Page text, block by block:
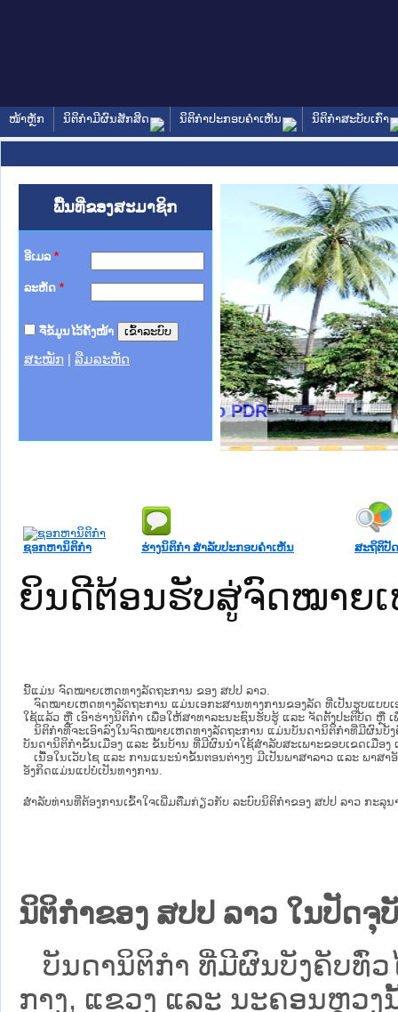
ໜ້າຫຼັກ ນິຕິກໍາມີຜົນສັກສິດ ນິຕິກໍາປະກອບຄໍາເຫັນ ນິຕິກໍາສະບັບເກົ່າ
ພື້ນທີ່ຂອງສະມາຊິກ
ອີເມລ *
ລະຫັດ *
ຈື່ຂໍ້ມູນໄວ້ຄັ້ງໜ້າ
ສະໝັກ ລືມລະຫັດ
ຊາຊົນ ພາກເໜືອ
ການ
ກາງ
ກໃຕ້
ນຕຳຫຼວດປະຊາຊົນ
ສັນຕິບານປະຊາຊົນ
ກເໜືອ
ຊາຊົນ ພາກກາງ
ຊອກຫານິຕິກໍາ ຮ່າງນິຕິກໍາ ສໍາລັບປະກອບຄໍາເຫັນ ສະຖິຕິປັ
ຍິນດີຕ້ອນຮັບສູ່ຈົດໝາຍເ
ນີ້ແມ່ນ ຈົດໝາຍເຫດທາງລັດຖະການ ຂອງ ສປປ ລາວ.
ຈົດໝາຍເຫດທາງລັດຖະການ ແມ່ນ​ເອ​ກະ​ສານ​ທາງ​ການ​ຂອງ​ລັດ ທີ່​ເປັນ​ຮູບ​ແບບ​
ໃຊ້ແລ້ວ ຫຼື ເອົາຮ່າງນິຕິກໍາ ເພື່ອໃຫ້​ສາ​ທາ​ລະ​ນະ​ຊົນ​ຮັບ​ຮູ້ ແລະ ຈັດ​ຕັ້ງ​ປະ​ຕິ​ບັດ ຫຼື
ນິ​ຕິ​ກຳ​ທີ່​ຈະ​ເອົາ​ລົງ​ໃນ​ຈົດ​ໝາຍ​ເຫດ​ທາງ​ລັດ​ຖະ​ການ ​ແມ່ນ​ບັນ​ດາ​ນິ​ຕິ​ກຳ​ທີ່​ມີ​ຜົນ​ບັ
ບັນ​ດານິ​ຕິ​ກຳ​ຂັ້ນ​ເມືອງ ແລະ ຂັ້ນ​ບ້ານ ​ທີ່​ມີ​ຜົນ​ນຳ​ໃຊ້​ສຳ​ລັບ​ສະ​ເພາະ​ຂອບ​ເຂດ​ເມືອງ
ເນື້ອໃນ​ເວັບ​ໄຊ​ ແລະ ການແນະນໍາຂັ້ນຕອນຕ່າງໆ ມີເປັນພາສາລາວ ແລະ ພາສ
ອັງກິດແມ່ນແປບໍ່ເປັນທາງການ.
ສໍາລັບທ່ານທີ່ຕ້ອງການເຂົ້າໃຈເພີ່ມຕື່ມກ່ຽວກັບ ລະບົບນິຕິກຳຂອງ ສປປ ລາວ ກະລຸນ
ນິຕິກຳຂອງ ສປປ ລາວ ໃນປັດ
ບັນດານິຕິກໍາ ທີ່ມີຜົນບັງຄັບທົ່
ກາງ, ແຂວງ ແລະ ນະຄອນຫຼວ